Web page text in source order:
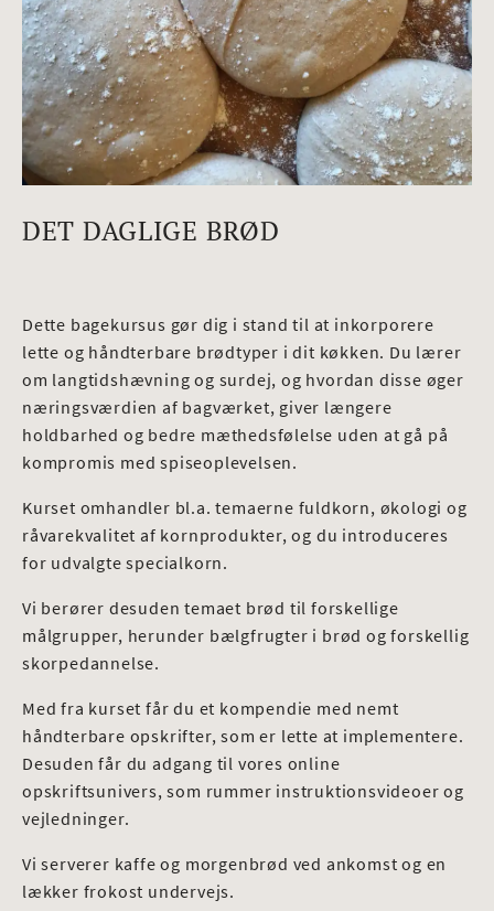
DET DAGLIGE BRØD
Dette bagekursus gør dig i stand til at inkorporere
lette og håndterbare brødtyper i dit køkken. Du lærer
om langtidshævning og surdej, og hvordan disse øger
næringsværdien af bagværket, giver længere
holdbarhed og bedre mæthedsfølelse uden at gå på
kompromis med spiseoplevelsen.
Kurset omhandler bl.a. temaerne fuldkorn, økologi og
råvarekvalitet af kornprodukter, og du introduceres
for udvalgte specialkorn.
Vi berører desuden temaet brød til forskellige
målgrupper, herunder bælgfrugter i brød og forskellig
skorpedannelse.
Med fra kurset får du et kompendie med nemt
håndterbare opskrifter, som er lette at implementere.
Desuden får du adgang til vores online
opskriftsunivers, som rummer instruktionsvideoer og
vejledninger.
Vi serverer kaffe og morgenbrød ved ankomst og en
lækker frokost undervejs.